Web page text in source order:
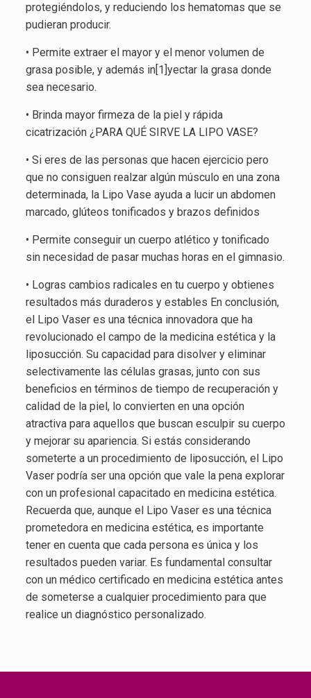
protegiéndolos, y reduciendo los hematomas que se
pudieran producir.
• Permite extraer el mayor y el menor volumen de
grasa posible, y además in[1]yectar la grasa donde
sea necesario.
• Brinda mayor firmeza de la piel y rápida
cicatrización ¿PARA QUÉ SIRVE LA LIPO VASE?
• Si eres de las personas que hacen ejercicio pero
que no consiguen realzar algún músculo en una zona
determinada, la Lipo Vase ayuda a lucir un abdomen
marcado, glúteos tonificados y brazos definidos
• Permite conseguir un cuerpo atlético y tonificado
sin necesidad de pasar muchas horas en el gimnasio.
• Logras cambios radicales en tu cuerpo y obtienes
resultados más duraderos y estables En conclusión,
el Lipo Vaser es una técnica innovadora que ha
revolucionado el campo de la medicina estética y la
liposucción. Su capacidad para disolver y eliminar
selectivamente las células grasas, junto con sus
beneficios en términos de tiempo de recuperación y
calidad de la piel, lo convierten en una opción
atractiva para aquellos que buscan esculpir su cuerpo
y mejorar su apariencia. Si estás considerando
someterte a un procedimiento de liposucción, el Lipo
Vaser podría ser una opción que vale la pena explorar
con un profesional capacitado en medicina estética.
Recuerda que, aunque el Lipo Vaser es una técnica
prometedora en medicina estética, es importante
tener en cuenta que cada persona es única y los
resultados pueden variar. Es fundamental consultar
con un médico certificado en medicina estética antes
de someterse a cualquier procedimiento para que
realice un diagnóstico personalizado.